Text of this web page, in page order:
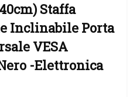
Staffa
Inclinabile Porta
VESA
-Elettronica